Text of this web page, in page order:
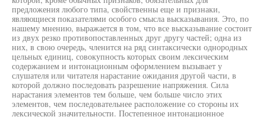
предложения любого типа, свойственны еще и признаки,
являющиеся показателями особого смысла высказывания. Это, по
нашему мнению, выражается в том, что все высказывание состоит
из двух резко противопоставленных друг другу частей; одна из
них, в свою очередь, членится на ряд синтаксически однородных
цельных единиц, совокупность которых своим лексическим
содержанием и интонационным оформлением вызывает у
слушателя или читателя нарастание ожидания другой части, в
которой должно последовать разрешение напряжения. Сила
нарастания элементов тем больше, чем больше число этих
элементов, чем последовательнее расположение со стороны их
лексической значительности. Постепенное интонационное